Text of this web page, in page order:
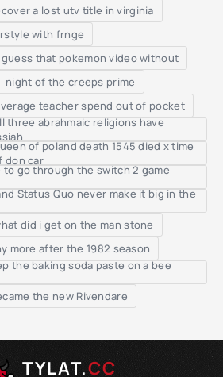
a lost utv title in virginia
with frnge
guess that pokemon video without
night of the creeps prime
teacher spend out of pocket
three abrahmaic religions have
of poland death 1545 died x time
don car
go through the switch 2 game
Status Quo never make it big in the
did i get on the man stone
more after the 1982 season
the baking soda paste on a bee
the new Rivendare
TYLAT.CC